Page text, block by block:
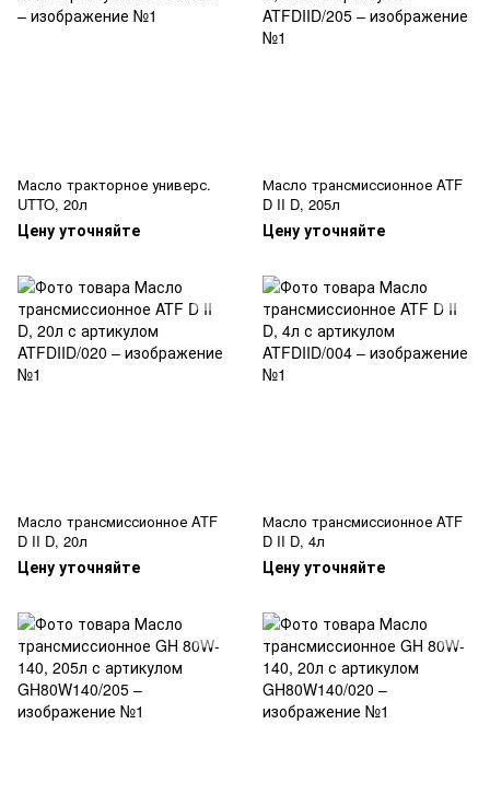
Масло тракторное универс.
UTTO, 20л
Цену уточняйте
Масло трансмиссионное ATF
D II D, 205л
Цену уточняйте
Масло трансмиссионное ATF
D II D, 20л
Цену уточняйте
Масло трансмиссионное ATF
D II D, 4л
Цену уточняйте